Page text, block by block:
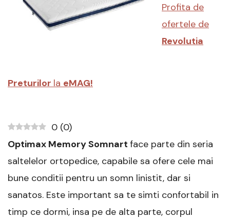
Pareri
Profita de
ofertele de
Revolutia
Preturilor la eMAG!
0 (0)
Optimax Memory Somnart face parte din seria
saltelelor ortopedice, capabile sa ofere cele mai
bune conditii pentru un somn linistit, dar si
sanatos. Este important sa te simti confortabil in
timp ce dormi, insa pe de alta parte, corpul